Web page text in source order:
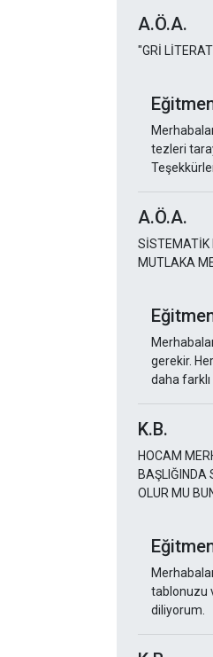
A.Ö.A.
"GRİ
tezleri
A.Ö.A.
SİSTEMATİK
MUTLAKA
gerekir.
daha
K.B.
HOCAM
BAŞLIĞINDA
OLUR MU
tablonuzu
diliyorum.